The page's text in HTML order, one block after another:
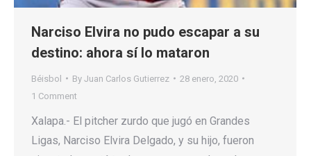
Narciso Elvira no pudo escapar a su
destino: ahora sí lo mataron
Béisbol By Juan Carlos Gutierrez
28 enero, 2020
1 Comment
Xalapa.- El pitcher zurdo que jugó en Grandes
Ligas, Narciso Elvira Delgado, y su hijo, fueron